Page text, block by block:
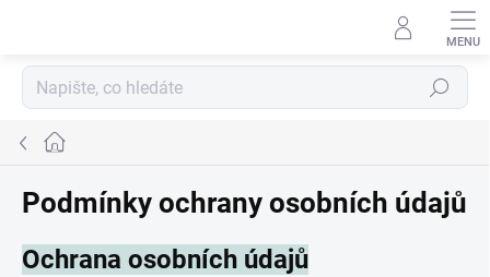
Přihlášení
Hledat
Domů
Podmínky ochrany osobních údajů
Ochrana osobních údajů